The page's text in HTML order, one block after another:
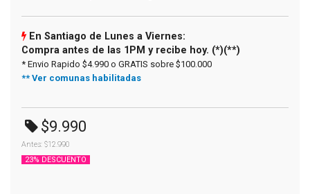
En Santiago de Lunes a Viernes:
Compra antes de las 1PM y recibe hoy. (*)(**)
* Envio Rapido $4.990 o GRATIS sobre $100.000
** Ver comunas habilitadas
$9.990
Antes: $12.990
23% DESCUENTO